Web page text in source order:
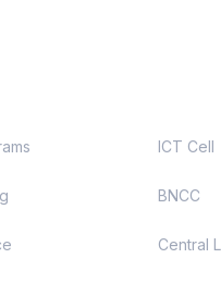
ICT Cell
BNCC
Central